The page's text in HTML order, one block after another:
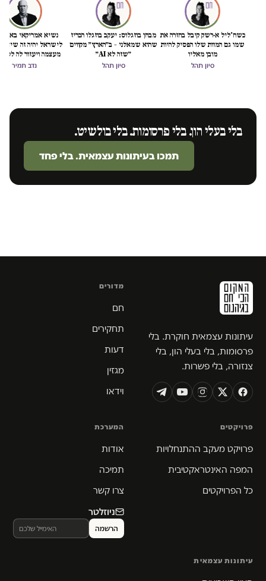
כשח'ליל א-רשק קיבל בחזרה את
שמו גם המוות שלו הפסיק להיות
מובן מאליו
סיון תהל
מבחן בוזגלוס: יעקב בוזגלו הכריז
שהוא שמאלני – ב״הארץ״ מקווים
״שזה לא AI״
סיון תהל
נשיא אמריקאי באמת
לישראל יהיה זה
מעצמה ויעזור לה
הכיבוש
נדב תמיר
בלי בעלי הון. בלי פרסומות. בלי בולשיט.
תמכו בעיתונות עצמאית. בלי פחד
עיתונות עצמאית חוקרת. בלי
פרסומות, בלי בעלי הון, בלי
צנזורה, בלי פשרות.
מדורים
חם
תחקירים
דעות
מגזין
וידאו
פרויקטים
פרויקט מעקב ההתנחלויות
המפה האינטראקטיבית
כל הפרויקטים
המערכת
אודות
תמיכה
צרו קשר
ניוזלטר
עיתונות עצמאית